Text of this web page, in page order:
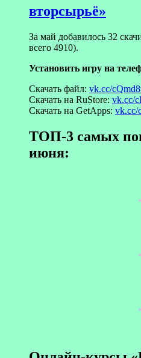
вторсырьё»
За май добавилось 32
всего 4910).
Установить игру на
Скачать файл: vk.cc/
Скачать на RuStore: vk.cc/
Скачать на GetApps: vk.cc/
ТОП-3 самых
июня: